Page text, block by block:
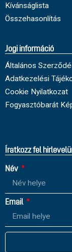
Kívánságlista
Összehasonlítás
Jogi információ
Általános
Adatkezelési
Cookie Nyilatkozat
Fogyasztóbarát
Íratkozz fel
Név
Email